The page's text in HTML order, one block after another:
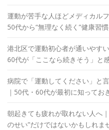
運動が苦手な人ほどメディカル
50代から“無理なく続く”健康習
港北区で運動初心者が通いやす
60代が「ここなら続きそう」と
病院で「運動してください」と
｜50代・60代が最初に知ってお
朝起きても疲れが取れない人へ
のせい”だけではないかもしれま